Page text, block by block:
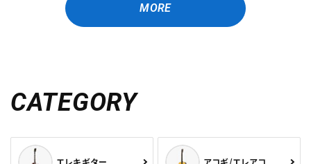
MORE
CATEGORY
エレキギター アコギ/エレアコ